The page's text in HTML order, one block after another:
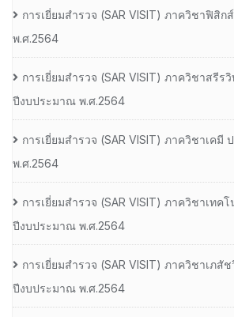
การเยี่ยมสํารวจ (SAR VISIT) ภาควิชาฟิสิ
พ.ศ.2564
การเยี่ยมสํารวจ (SAR VISIT) ภาควิชาสรีร
ปีงบประมาณ พ.ศ.2564
การเยี่ยมสํารวจ (SAR VISIT) ภาควิชาเคมี
พ.ศ.2564
การเยี่ยมสํารวจ (SAR VISIT) ภาควิชาเทค
ปีงบประมาณ พ.ศ.2564
การเยี่ยมสํารวจ (SAR VISIT) ภาควิชาเภสั
ปีงบประมาณ พ.ศ.2564